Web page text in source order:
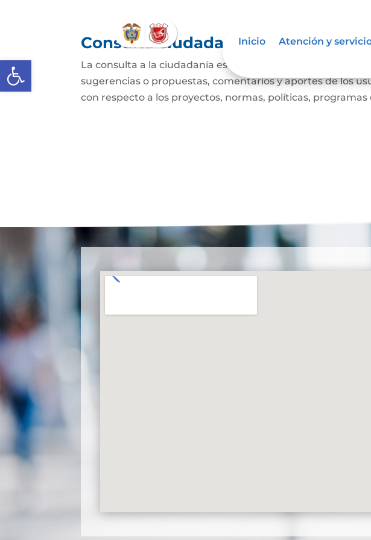
Abrir barra de herramientas
Inicio Atención y
Consulta ciudadana
La consulta a la ciudadanía es un mecanismo de
sugerencias o propuestas, comentarios y aportes de los
con respecto a los proyectos, normas, políticas, programas